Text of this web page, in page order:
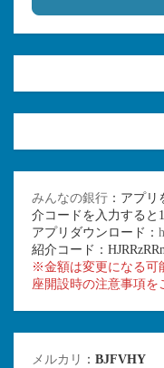
みんなの銀行 ：アプ
介コードを入力すると
アプリダウンロード：
紹介コード：
※金額は変更になる可
座開設時の注意事項を
メルカリ ： BJFVHY